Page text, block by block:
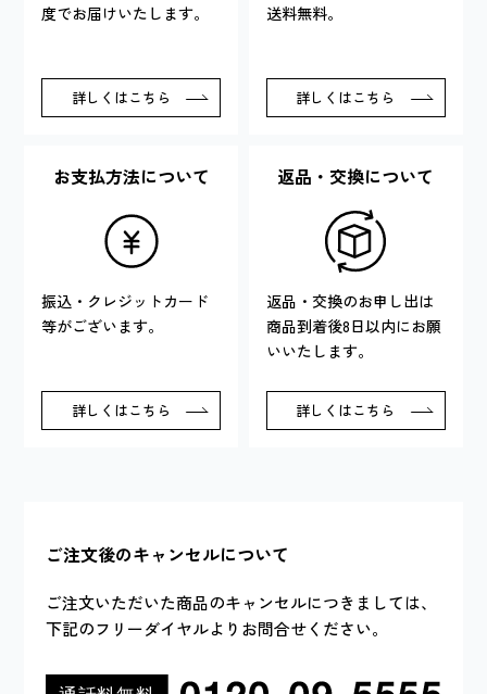
度でお届けいたします。
詳しくはこちら
送料無料。
詳しくはこちら
お支払方法について
振込・クレジットカード
等がございます。
詳しくはこちら
返品・交換について
返品・交換のお申し出は
商品到着後8日以内にお願
いいたします。
詳しくはこちら
ご注文後のキャンセルについて
ご注文いただいた商品のキャンセルにつきましては、
下記のフリーダイヤルよりお問合せください。